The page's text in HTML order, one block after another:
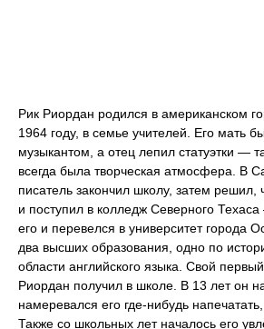
Рик Риордан родился в американском
1964 году, в семье учителей. Его мать
музыкантом, а отец лепил статуэтки —
всегда была творческая атмосфера. В
писатель закончил школу, затем решил,
и поступил в колледж Северного
его и перевелся в университет города
два высших образования, одно по
области английского языка. Свой
Риордан получил в школе. В 13 лет он
намеревался его где-нибудь
Также со школьных лет началось его